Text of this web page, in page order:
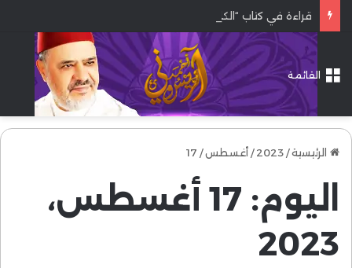
القائمة
الرئيسية/
2023
/ أغسطس/
17
اليوم:
17 أغسطس،
2023